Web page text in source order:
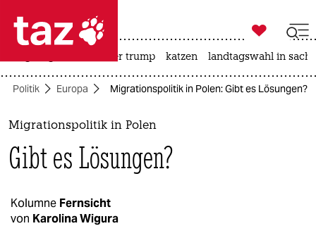
 taz zahl ich
taz zahl ich
themen
politik
gesellschaft

taz zahl ich
usa unter trump katzen landtagswahl in
Politik Europa Migrationspolitik in Polen: Gibt es Lösungen?
Migrationspolitik in Polen
Gibt es Lösungen?
Kolumne Fernsicht
von Karolina Wigura